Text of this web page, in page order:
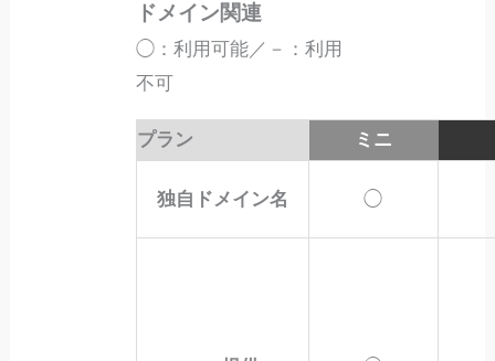
ドメイン関連
◯：利用可能／－：利用
不可
プラン ミニ
独自ドメイン名 ◯